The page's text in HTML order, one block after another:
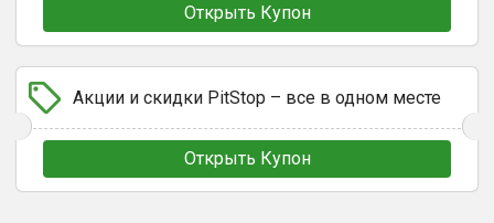
Открыть Купон
Акции и скидки PitStop – все в одном месте
Открыть Купон